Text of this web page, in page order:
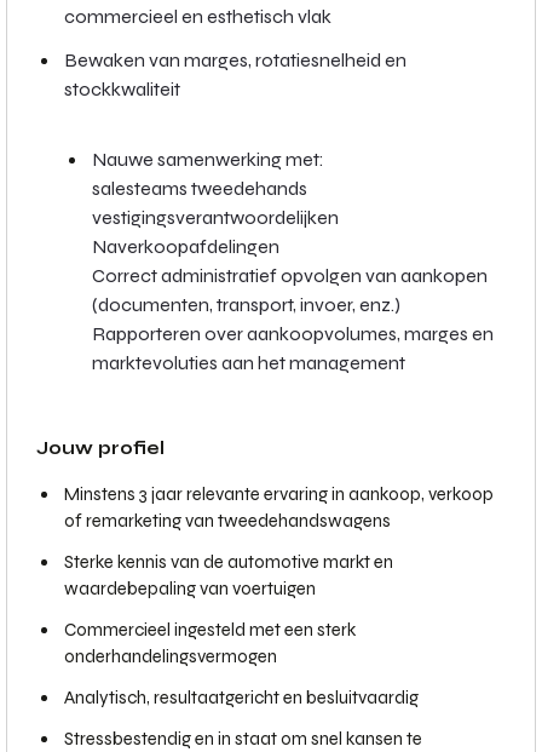
commercieel en esthetisch vlak
Bewaken van marges, rotatiesnelheid en
stockkwaliteit
Nauwe samenwerking met:
salesteams tweedehands
vestigingsverantwoordelijken
Naverkoopafdelingen
Correct administratief opvolgen van aankopen
(documenten, transport, invoer, enz.)
Rapporteren over aankoopvolumes, marges en
marktevoluties aan het management
Jouw profiel
Minstens 3 jaar relevante ervaring in aankoop, verkoop
of remarketing van tweedehandswagens
Sterke kennis van de automotive markt en
waardebepaling van voertuigen
Commercieel ingesteld met een sterk
onderhandelingsvermogen
Analytisch, resultaatgericht en besluitvaardig
Stressbestendig en in staat om snel kansen te